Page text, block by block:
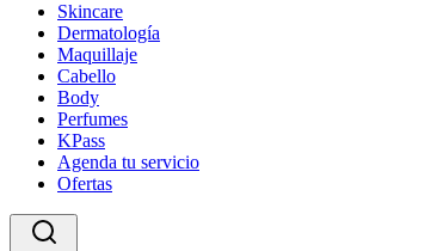
Skincare
Dermatología
Maquillaje
Cabello
Body
Perfumes
KPass
Agenda tu servicio
Ofertas